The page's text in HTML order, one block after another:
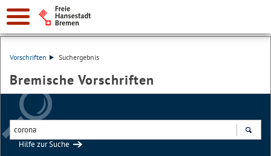
Vorschriften Suchergebnis
Bremische Vorschriften
Hilfe zur Suche